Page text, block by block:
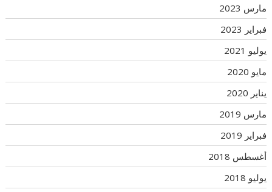
مارس 2023
فبراير 2023
يوليو 2021
مايو 2020
يناير 2020
مارس 2019
فبراير 2019
أغسطس 2018
يوليو 2018